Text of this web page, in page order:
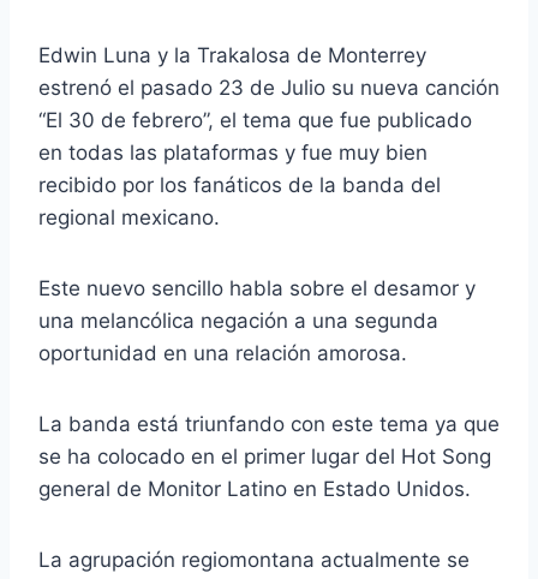
Edwin Luna y la Trakalosa de Monterrey
estrenó el pasado 23 de Julio su nueva canción
“El 30 de febrero”, el tema que fue publicado
en todas las plataformas y fue muy bien
recibido por los fanáticos de la banda del
regional mexicano.
Este nuevo sencillo habla sobre el desamor y
una melancólica negación a una segunda
oportunidad en una relación amorosa.
La banda está triunfando con este tema ya que
se ha colocado en el primer lugar del Hot Song
general de Monitor Latino en Estado Unidos.
La agrupación regiomontana actualmente se